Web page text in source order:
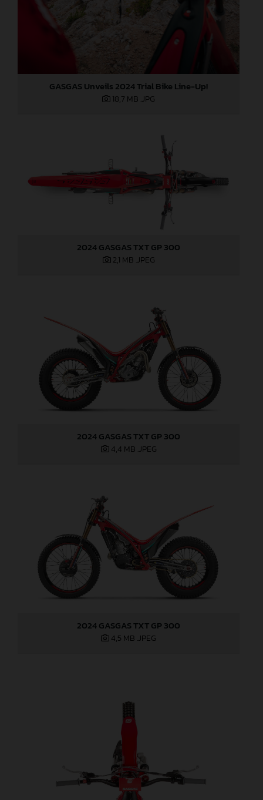
GASGAS Unveils 2024 Trial Bike Line-Up!
18,7 MB .JPG
2024 GASGAS TXT GP 300
2,1 MB .JPEG
2024 GASGAS TXT GP 300
4,4 MB .JPEG
2024 GASGAS TXT GP 300
4,5 MB .JPEG